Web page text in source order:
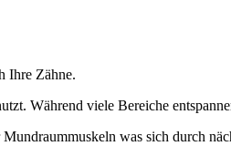
Ihre Zähne.
Während viele Bereiche
was sich durch